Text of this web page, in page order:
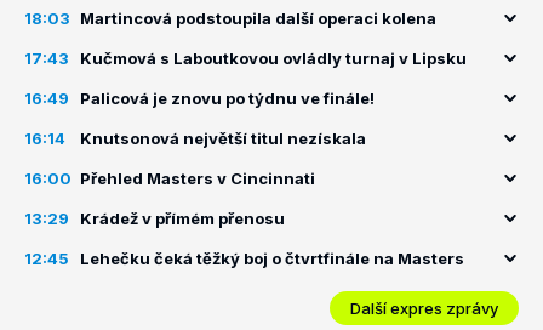
18:03 Martincová podstoupila další operaci kolena
17:43 Kučmová s Laboutkovou ovládly turnaj v Lipsku
16:49 Palicová je znovu po týdnu ve finále!
16:14 Knutsonová největší titul nezískala
16:00 Přehled Masters v Cincinnati
13:29 Krádež v přímém přenosu
12:45 Lehečku čeká těžký boj o čtvrtfinále na Masters
Další expres zprávy